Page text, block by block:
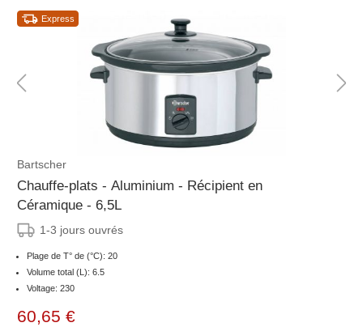
Express
Bartscher
Chauffe-plats - Aluminium - Récipient en
Céramique - 6,5L
1-3 jours ouvrés
Plage de T° de (°C): 20
Volume total (L): 6.5
Voltage: 230
60,65 €